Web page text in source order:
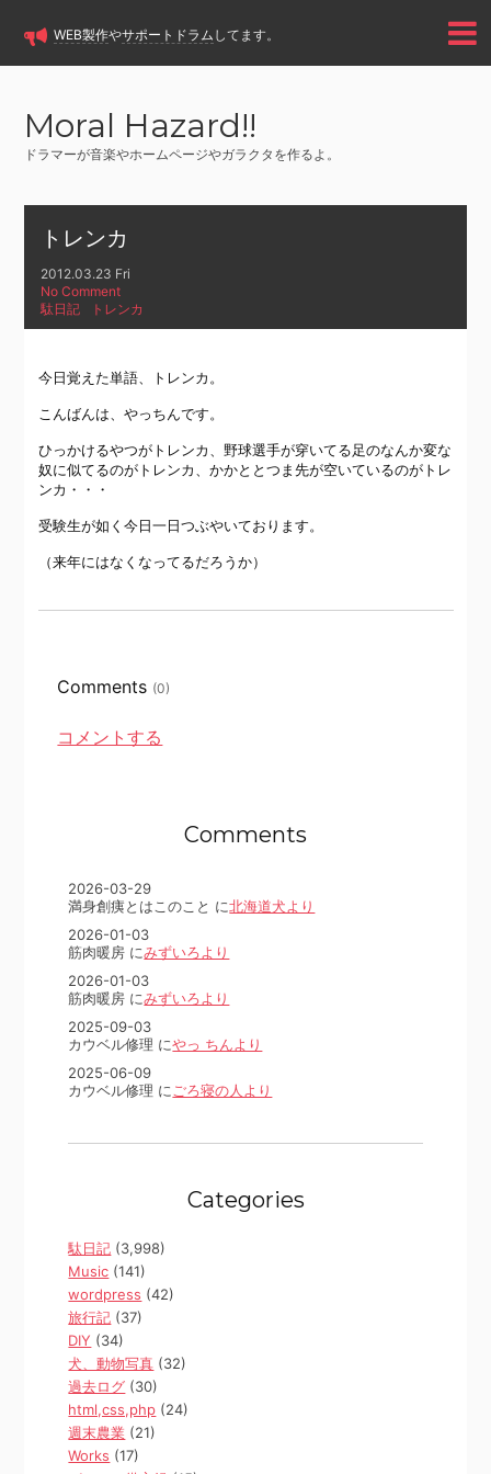
WEB製作やサポートドラム してます。
Moral Hazard!!
ドラマーが音楽やホームページやガラクタを作るよ。
トレンカ
2012.03.23 Fri
No Comment
駄日記
トレンカ
今日覚えた単語、トレンカ。
こんばんは、やっちんです。
ひっかけるやつがトレンカ、野球選手が穿いてる足のなんか変な
奴に似てるのがトレンカ、かかととつま先が空いているのがトレ
ンカ・・・
受験生が如く今日一日つぶやいております。
（来年にはなくなってるだろうか）
Comments (0)
コメントする
Comments
2026-03-29
満身創痍とはこのこと に北海道犬より
2026-01-03
筋肉暖房 にみずいろより
2026-01-03
筋肉暖房 にみずいろより
2025-09-03
カウベル修理 にやっ ちんより
2025-06-09
カウベル修理 に ごろ寝の人より
Categories
駄日記 (3,998)
Music (141)
wordpress (42)
旅行記 (37)
DIY (34)
犬、動物写真 (32)
過去ログ (30)
html,css,php (24)
週末農業 (21)
Works (17)